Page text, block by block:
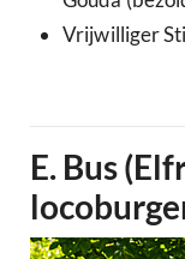
Vrijwilliger
E. Bus